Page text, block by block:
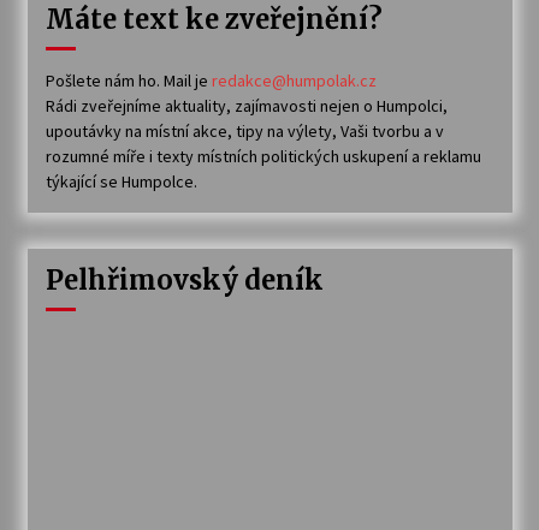
Máte text ke zveřejnění?
Pošlete nám ho. Mail je redakce@humpolak.cz
Rádi zveřejníme aktuality, zajímavosti nejen o Humpolci,
upoutávky na místní akce, tipy na výlety, Vaši tvorbu a v
rozumné míře i texty místních politických uskupení a reklamu
týkající se Humpolce.
Pelhřimovský deník